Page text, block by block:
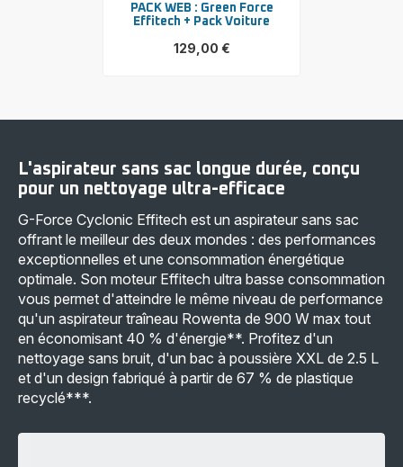
PACK WEB : Green Force
Effitech + Pack Voiture
129,00 €
WEB
Effitech
+
Pack
Voiture
-
129,00 €
L'aspirateur sans sac longue durée, conçu
pour un nettoyage ultra-efficace
G-Force Cyclonic Effitech est un aspirateur sans sac
offrant le meilleur des deux mondes : des performances
exceptionnelles et une consommation énergétique
optimale. Son moteur Effitech ultra basse consommation
vous permet d'atteindre le même niveau de performance
qu'un aspirateur traîneau Rowenta de 900 W max tout
en économisant 40 % d'énergie**. Profitez d'un
nettoyage sans bruit, d'un bac à poussière XXL de 2.5 L
et d'un design fabriqué à partir de 67 % de plastique
recyclé***.